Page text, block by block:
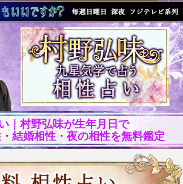
｜村野弘味が生年月日で
結婚相性・夜の相性を無料鑑定